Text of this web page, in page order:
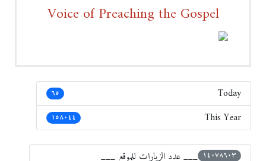
Voice of Preaching the Gospel
Today ٦٥
This Year ١٥٨٠٤٤
___ عدد الزيارات للموقع ___ ١٤٠٧٨٦٠٣